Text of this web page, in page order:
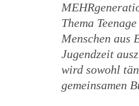
Thema
Menschen aus
Jugendzeit
wird sowohl
gemeinsamen